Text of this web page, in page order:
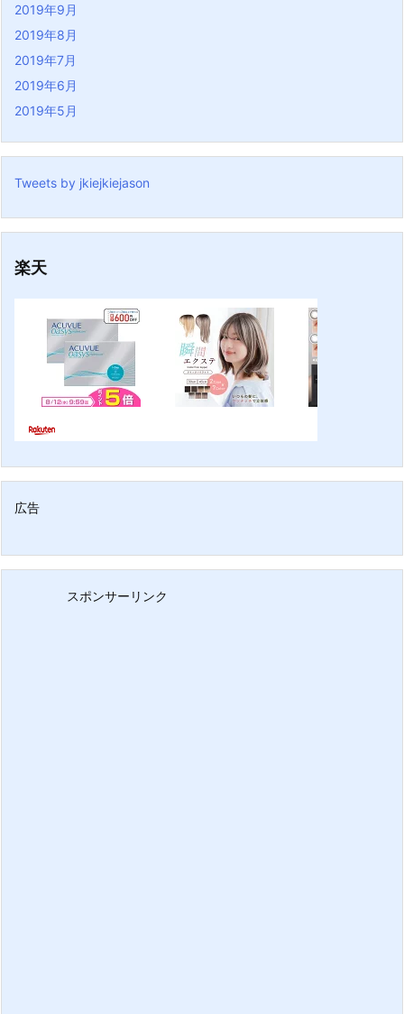
2019年9月
2019年8月
2019年7月
2019年6月
2019年5月
Tweets by jkiejkiejason
楽天
広告
スポンサーリンク